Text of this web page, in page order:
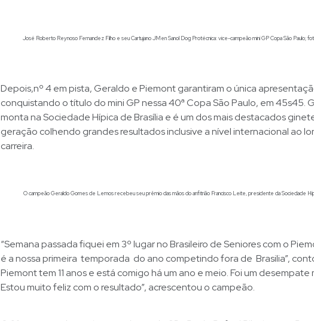
José Roberto Reynoso Fernandez Filho e seu Cartujano JMen Sanol Dog Protécnica: vice-campeão mini GP Copa São Paulo;
Depois,nº 4 em pista, Geraldo e Piemont garantiram o única
conquistando o título do mini GP nessa 40ª Copa São Paulo, em 45s45.
monta na Sociedade Hípica de Brasília e é um dos mais destacados
geração colhendo grandes resultados inclusive a nível internacional ao
carreira.
O campeão Geraldo Gomes de Lemos recebeu seu prêmio das mãos do anfitrião Francisco Leite, presidente da Sociedade
“Semana passada fiquei em 3º lugar no Brasileiro de Seniores com o
é a nossa primeira temporada do ano competindo fora de Brasilia”,
Piemont tem 11 anos e está comigo há um ano e meio. Foi um
Estou muito feliz com o resultado”, acrescentou o campeão.